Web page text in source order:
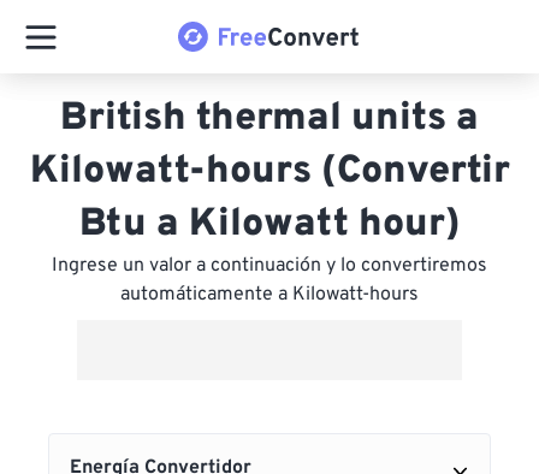
British thermal units a
Kilowatt-hours (Convertir
Btu a Kilowatt hour)
Ingrese un valor a continuación y lo convertiremos
automáticamente a Kilowatt-hours